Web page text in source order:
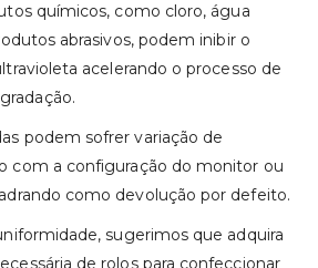
químicos, como cloro, água
abrasivos, podem inibir o
acelerando o processo de
podem sofrer variação de
com a configuração do monitor ou
como devolução por defeito.
sugerimos que adquira
de rolos para confeccionar